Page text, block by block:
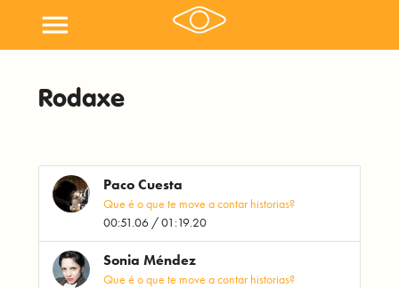
menu
Rodaxe
Paco Cuesta
Que é o que te move a contar historias?
00:51.06 / 01:19.20
Sonia Méndez
Que é o que te move a contar historias?